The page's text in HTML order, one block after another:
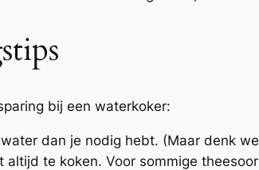
bij een waterkoker:
dan je nodig hebt. (Maar denk
altijd te koken. Voor sommige